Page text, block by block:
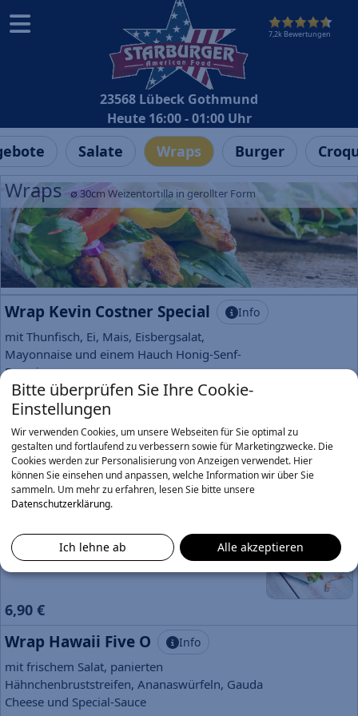
7,2k Bewertungen
23568 Lübeck Gothmund
Heute 16:00 - 01:00 Uhr
Salate Wraps Burger
Wraps ∅ 30cm Weizentortilla in gerollter Form
Wrap Kevin Costner Special Info
mit Thunfisch, Ei, Mais, Eisbergsalat,
Mayonnaise und einem Hauch Honig-Senf-
Dressing
7,90 €
Wrap Barry White
mit Paprika, Mais, Tomaten, Gurken,
Eisbergsalat, Rucola und Honig-Senf-Dressing
7,90 €
mit frischem Salat, Hähnchenbruststreifen und
Remoulade
6,90 €
Wrap Hawaii Five O Info
mit frischem Salat, panierten
Hähnchenbruststreifen, Ananaswürfeln, Gauda
Cheese und Special-Sauce
Bitte überprüfen Sie Ihre Cookie-
Einstellungen
Wir verwenden Cookies, um unsere Webseiten für Sie optimal zu
gestalten und fortlaufend zu verbessern sowie für Marketingzwecke. Die
Cookies werden zur Personalisierung von Anzeigen verwendet. Hier
können Sie einsehen und anpassen, welche Information wir über Sie
sammeln. Um mehr zu erfahren, lesen Sie bitte unsere
Datenschutzerklärung.
Ich lehne ab Alle akzeptieren